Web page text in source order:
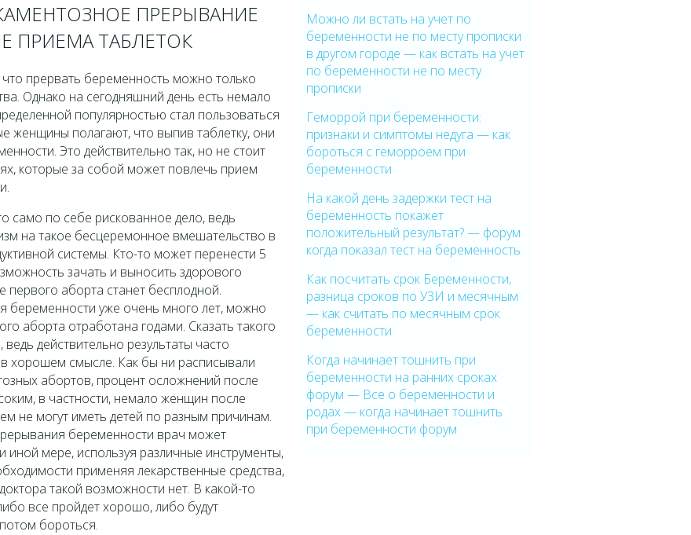
ПРЕРЫВАНИЕ
ПРИЕМА ТАБЛЕТОК
что прервать беременность можно только
Однако на сегодняшний день есть немало
популярностью стал пользоваться
женщины полагают, что выпив таблетку, они
Это действительно так, но не стоит
которые за собой может повлечь прием
само по себе рискованное дело, ведь
на такое бесцеремонное вмешательство в
системы. Кто-то может перенести 5
зачать и выносить здорового
аборта станет бесплодной.
беременности уже очень много лет, можно
аборта отработана годами. Сказать такого
действительно результаты часто
хорошем смысле. Как бы ни расписывали
абортов, процент осложнений после
в частности, немало женщин после
не могут иметь детей по разным причинам.
беременности врач может
иной мере, используя различные инструменты,
применяя лекарственные средства,
такой возможности нет. В какой-то
все пройдет хорошо, либо будут
бороться.
Можно ли встать на учет по
беременности не по месту прописки
в другом городе — как встать на учет
по беременности не по месту
прописки
Геморрой при беременности:
признаки и симптомы недуга — как
бороться с геморроем при
беременности
На какой день задержки тест на
беременность покажет
положительный результат? — форум
когда показал тест на беременность
Как посчитать срок Беременности,
разница сроков по УЗИ и месячным
— как считать по месячным срок
беременности
Когда начинает тошнить при
беременности на ранних сроках
форум — Все о беременности и
родах — когда начинает тошнить
при беременности форум